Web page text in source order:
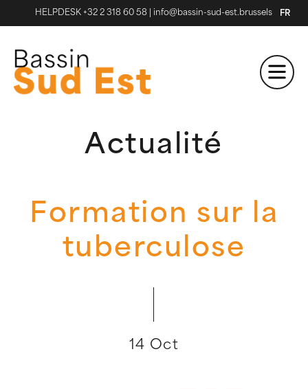
HELPDESK +32 2 318 60 58 info@bassin-sud-est.brussels FR
Actualité
Formation sur la
tuberculose
14 Oct